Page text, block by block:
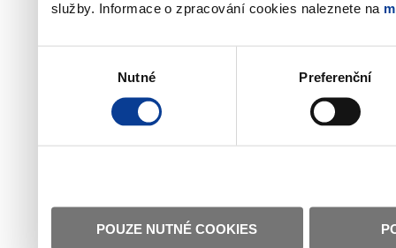
služby. Informace o zpracování cookies naleznete na
Nutné Preferenční
POUZE NUTNÉ COOKIES